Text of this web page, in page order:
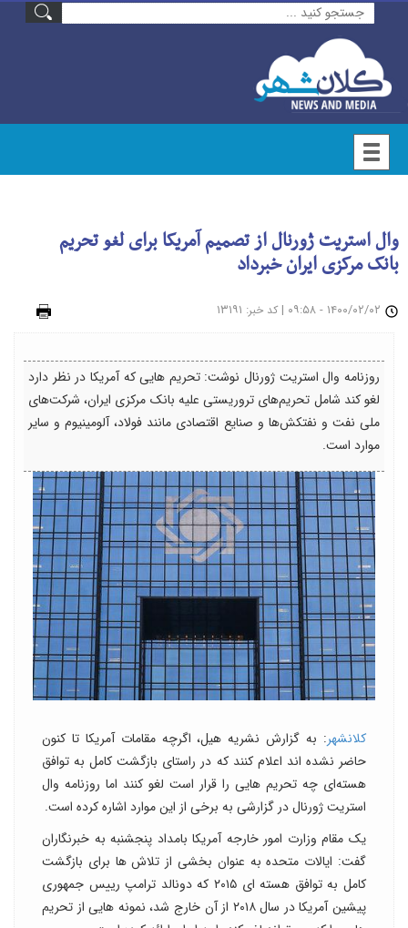
وال استریت ژورنال از تصمیم آمریکا برای لغو تحریم
بانک مرکزی ایران خبرداد
| کد خبر: ۱۳۱۹۱
روزنامه وال استریت ژورنال نوشت: تحریم هایی که آمریکا در نظر دارد
لغو کند شامل تحریم‌های تروریستی علیه بانک مرکزی ایران، شرکت‌های
ملی نفت و نفتکش‌ها و صنایع اقتصادی مانند فولاد، آلومینیوم و سایر
موارد است.
کلانشهر: به گزارش نشریه هیل، اگرچه مقامات آمریکا تا کنون
حاضر نشده اند اعلام کنند که در راستای بازگشت کامل به توافق
هسته‌ای چه تحریم هایی را قرار است لغو کنند اما روزنامه وال
استریت ژورنال در گزارشی به برخی از این موارد اشاره کرده است.
یک مقام وزارت امور خارجه آمریکا بامداد پنجشنبه به خبرنگاران
گفت: ایالات متحده به عنوان بخشی از تلاش ها برای بازگشت
کامل به توافق هسته ای ۲۰۱۵ که دونالد ترامپ رییس جمهوری
پیشین آمریکا در سال ۲۰۱۸ از آن خارج شد، نمونه هایی از تحریم